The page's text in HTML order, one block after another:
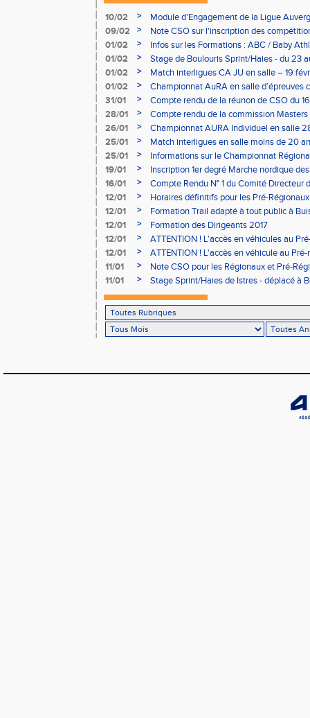
10/02 >
Module d'Engagement de la Ligue
09/02
>
Note CSO sur l'inscription des
01/02
>
Infos sur les Formations : ABC / Baby
01/02
>
Stage de Boulouris Sprint/Haies - du 23
01/02
>
Match interligues CA JU en salle – 19
01/02
>
Championnat AuRA en salle d’épreuves
- le 12 février
31/01 >
Compte rendu de la réunon de CSO du
28/01
>
Compte rendu de la commission
à Bourgoin
26/01 >
Championnat AURA Individuel en salle
25/01
>
Match interligues en salle moins de 20
25/01
>
Informations sur le Championnat
05/02
19/01 >
Inscription 1er degré Marche nordique
03/02 (sous condition)
16/01 >
Compte Rendu N° 1 du Comité Directeur
12/01
>
Horaires définitifs pour les Pré-
Aubière
12/01 >
Formation Trail adapté à tout public à
12/01
>
Formation des Dirigeants 2017
12/01
>
ATTENTION ! L'accès en véhicules au
Bains sera réglementé
12/01 >
ATTENTION ! L'accès en véhicule au
Bains sera réglementé
11/01 >
Note CSO pour les Régionaux et Pré-
11/01
> Stage Sprint/Haies de Istres - déplacé à